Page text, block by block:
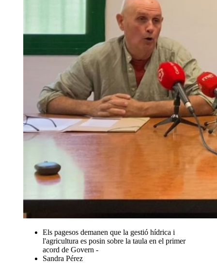
Els pagesos demanen que la gestió hídrica i
l'agricultura es posin sobre la taula en el primer
acord de Govern -
Sandra Pérez